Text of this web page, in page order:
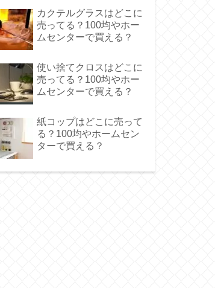
カクテルグラスはどこに
売ってる？100均やホー
ムセンターで買える？
使い捨てクロスはどこに
売ってる？100均やホー
ムセンターで買える？
紙コップはどこに売って
る？100均やホームセン
ターで買える？